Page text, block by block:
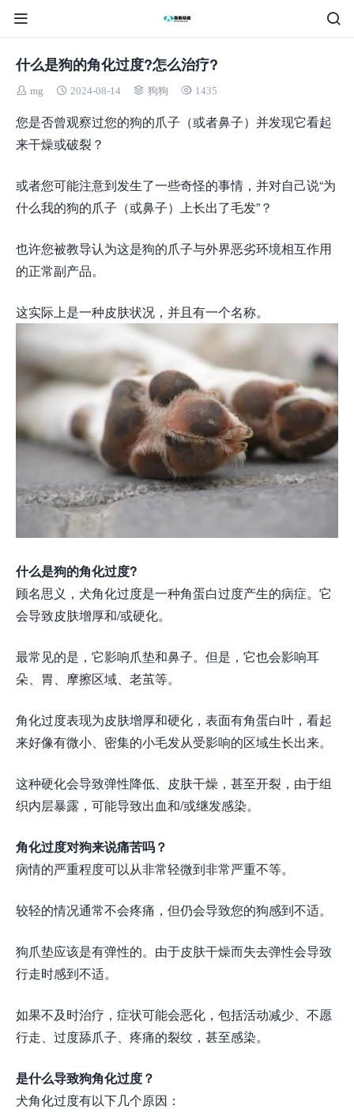
什么是狗的角化过度?怎么治疗?
mg 2024-08-14 狗狗 1435
您是否曾观察过您的狗的爪子（或者鼻子）并发现它看起
来干燥或破裂？
或者您可能注意到发生了一些奇怪的事情，并对自己说“为
什么我的狗的爪子（或鼻子）上长出了毛发”？
也许您被教导认为这是狗的爪子与外界恶劣环境相互作用
的正常副产品。
这实际上是一种皮肤状况，并且有一个名称。
什么是狗的角化过度?
顾名思义，犬角化过度是一种角蛋白过度产生的病症。它
会导致皮肤增厚和/或硬化。
最常见的是，它影响爪垫和鼻子。但是，它也会影响耳
朵、胃、摩擦区域、老茧等。
角化过度表现为皮肤增厚和硬化，表面有角蛋白叶，看起
来好像有微小、密集的小毛发从受影响的区域生长出来。
这种硬化会导致弹性降低、皮肤干燥，甚至开裂，由于组
织内层暴露，可能导致出血和/或继发感染。
角化过度对狗来说痛苦吗？
病情的严重程度可以从非常轻微到非常严重不等。
较轻的情况通常不会疼痛，但仍会导致您的狗感到不适。
狗爪垫应该是有弹性的。由于皮肤干燥而失去弹性会导致
行走时感到不适。
如果不及时治疗，症状可能会恶化，包括活动减少、不愿
行走、过度舔爪子、疼痛的裂纹，甚至感染。
是什么导致狗角化过度？
犬角化过度有以下几个原因：